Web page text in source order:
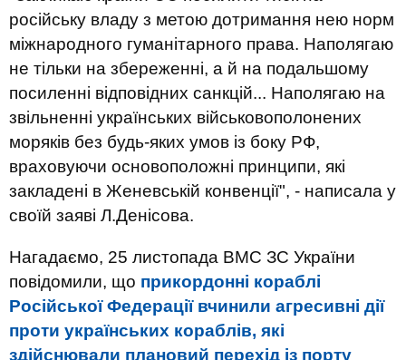
російську владу з метою дотримання нею норм
міжнародного гуманітарного права. Наполягаю
не тільки на збереженні, а й на подальшому
посиленні відповідних санкцій... Наполягаю на
звільненні українських військовополонених
моряків без будь-яких умов із боку РФ,
враховуючи основоположні принципи, які
закладені в Женевській конвенції", - написала у
своїй заяві Л.Денісова.
Нагадаємо, 25 листопада ВМС ЗС України
повідомили, що прикордонні кораблі
Російської Федерації вчинили агресивні дії
проти українських кораблів, які
здійснювали плановий перехід із порту